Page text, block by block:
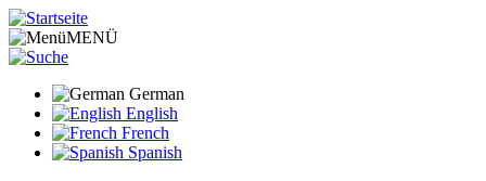
Direkt
zum
Inhalt
MENÜ
German
English
French
Spanish